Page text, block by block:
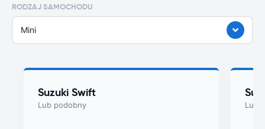
RODZAJ SAMOCHODU
Mini
Suzuki Swift
Lub podobny Lub